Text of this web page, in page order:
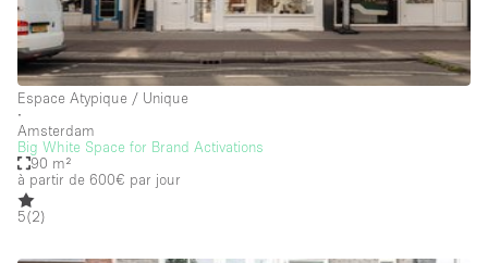
Commerce
Container
Entrepôt / Espace Stockage / Box
Espace Atypique / Unique
Espace Créatif
Espace Atypique / Unique
∙
Amsterdam
Big White Space for Brand Activations
90 m²
à partir de 600€ par jour
5(2)